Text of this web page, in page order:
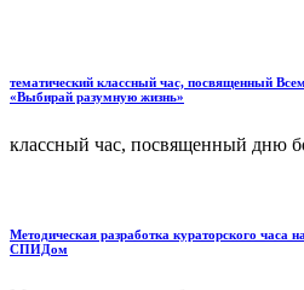
тематический классный час, посвященный
«Выбирай разумную жизнь»
классный час, посвященный дню
Методическая разработка кураторского часа
СПИДом